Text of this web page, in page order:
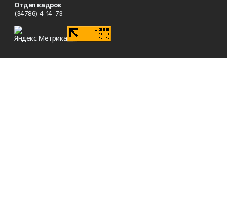
Отдел кадров
(34786) 4-14-73